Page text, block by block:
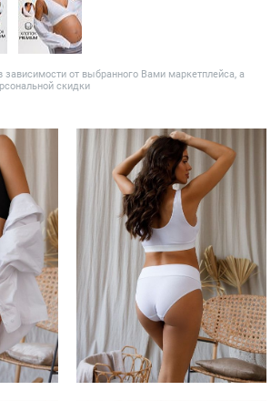
от выбранного Вами маркетплейса, а
скидки